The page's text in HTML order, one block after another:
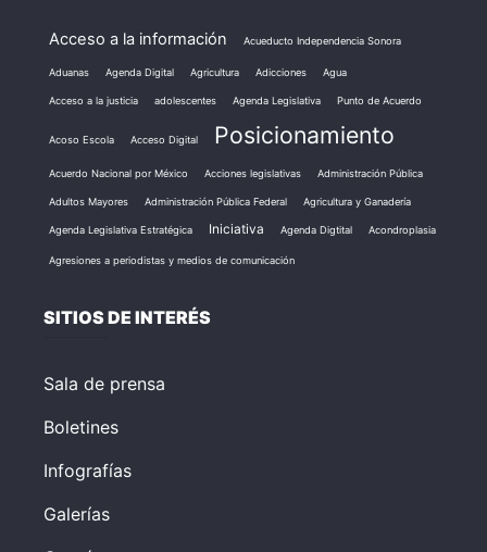
Acceso a la información Acueducto Independencia Sonora
Aduanas Agenda Digital Agricultura Adicciones Agua
Acceso a la justicia adolescentes Agenda Legislativa Punto de Acuerdo
Acoso Escola Acceso Digital Posicionamiento
Acuerdo Nacional por México Acciones legislativas Administración Pública
Adultos Mayores Administración Pública Federal Agricultura y Ganadería
Agenda Legislativa Estratégica Iniciativa Agenda Digtital Acondroplasia
Agresiones a periodistas y medios de comunicación
SITIOS DE INTERÉS
Sala de prensa
Boletines
Infografías
Galerías